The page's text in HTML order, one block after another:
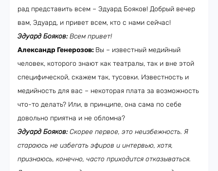
рад представить всем – Эдуард Бояков! Добрый вечер
вам, Эдуард, и привет всем, кто с нами сейчас!
Эдуард Бояков:Всем привет!
Александр Генерозов: Вы – известный медийный
человек, которого знают как театралы, так и вне этой
специфической, скажем так, тусовки. Известность и
медийность для вас – некоторая плата за возможность
что-то делать? Или, в принципе, она сама по себе
довольно приятна и не обломна?
Эдуард Бояков:Скорее первое, это неизбежность. Я
стараюсь не избегать эфиров и интервью, хотя,
признаюсь, конечно, часто приходится отказываться.